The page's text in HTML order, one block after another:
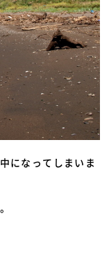
になってしまいま